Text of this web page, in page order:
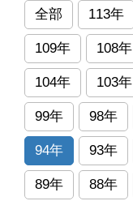
全部 113年
109年 108年
104年 103年
99年 98年
94年 93年
89年 88年